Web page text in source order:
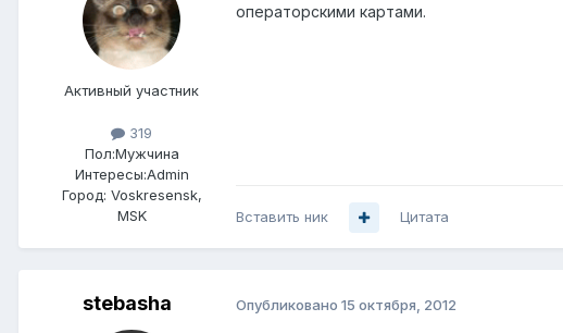
Активный участник
319
Пол:Мужчина
Интересы:Admin
Город: Voskresensk,
MSK
операторскими картами.
Вставить ник Цитата
stebasha Опубликовано 15 октября, 2012